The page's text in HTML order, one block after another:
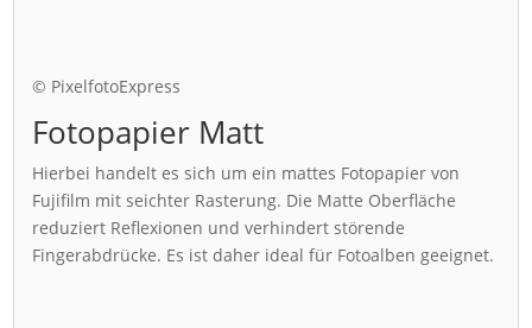
© PixelfotoExpress
Fotopapier Matt
Hierbei handelt es sich um ein mattes Fotopapier von
Fujifilm mit seichter Rasterung. Die Matte Oberfläche
reduziert Reflexionen und verhindert störende
Fingerabdrücke. Es ist daher ideal für Fotoalben geeignet.